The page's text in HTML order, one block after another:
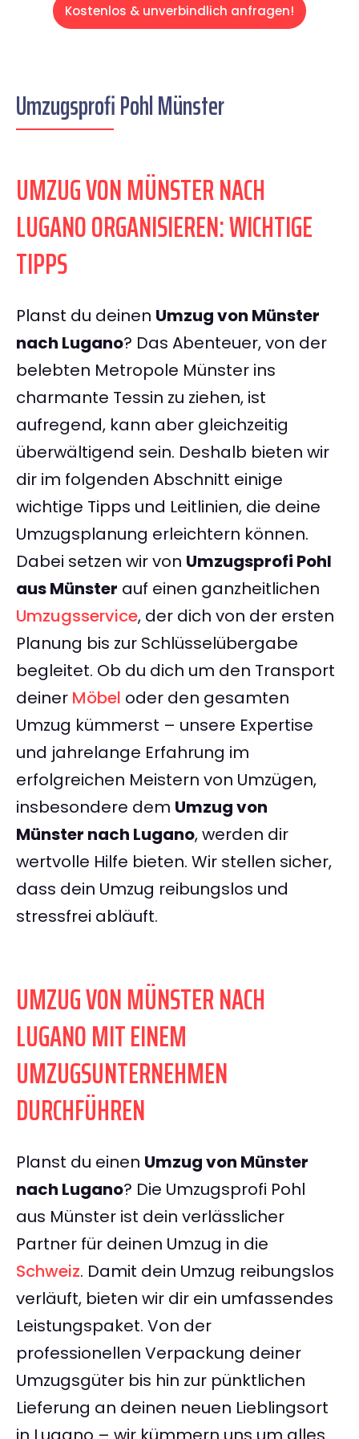
Kostenlos & unverbindlich anfragen!
Umzugsprofi Pohl Münster
UMZUG VON MÜNSTER NACH
LUGANO ORGANISIEREN: WICHTIGE
TIPPS
Planst du deinen Umzug von Münster
nach Lugano? Das Abenteuer, von der
belebten Metropole Münster ins
charmante Tessin zu ziehen, ist
aufregend, kann aber gleichzeitig
überwältigend sein. Deshalb bieten wir
dir im folgenden Abschnitt einige
wichtige Tipps und Leitlinien, die deine
Umzugsplanung erleichtern können.
Dabei setzen wir von Umzugsprofi Pohl
aus Münster auf einen ganzheitlichen
Umzugsservice, der dich von der ersten
Planung bis zur Schlüsselübergabe
begleitet. Ob du dich um den Transport
deiner Möbel oder den gesamten
Umzug kümmerst – unsere Expertise
und jahrelange Erfahrung im
erfolgreichen Meistern von Umzügen,
insbesondere dem Umzug von
Münster nach Lugano, werden dir
wertvolle Hilfe bieten. Wir stellen sicher,
dass dein Umzug reibungslos und
stressfrei abläuft.
UMZUG VON MÜNSTER NACH
LUGANO MIT EINEM
UMZUGSUNTERNEHMEN
DURCHFÜHREN
Planst du einen Umzug von Münster
nach Lugano? Die Umzugsprofi Pohl
aus Münster ist dein verlässlicher
Partner für deinen Umzug in die
Schweiz. Damit dein Umzug reibungslos
verläuft, bieten wir dir ein umfassendes
Leistungspaket. Von der
professionellen Verpackung deiner
Umzugsgüter bis hin zur pünktlichen
Lieferung an deinen neuen Lieblingsort